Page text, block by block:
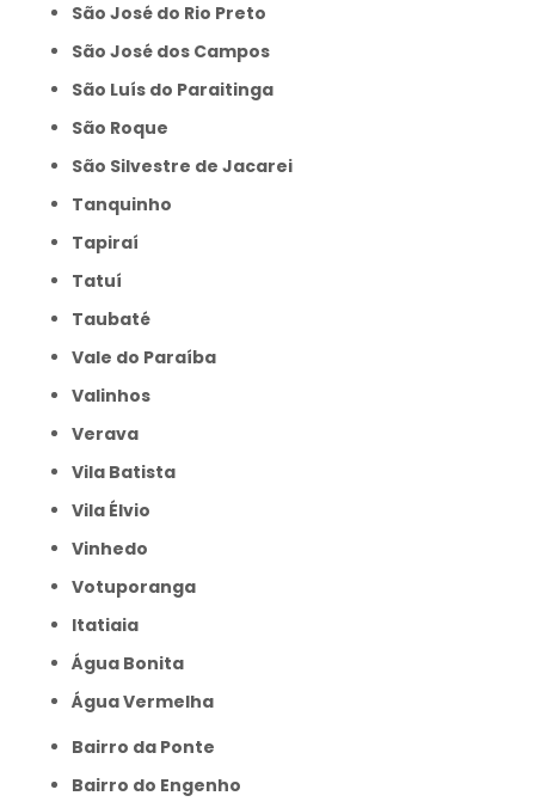
São José do Rio Preto
São José dos Campos
São Luís do Paraitinga
São Roque
São Silvestre de Jacarei
Tanquinho
Tapiraí
Tatuí
Taubaté
Vale do Paraíba
Valinhos
Verava
Vila Batista
Vila Élvio
Vinhedo
Votuporanga
itatiaia
Água Bonita
Água Vermelha
Bairro da Ponte
Bairro do Engenho